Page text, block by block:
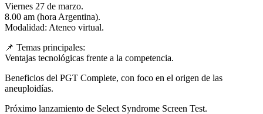
Viernes 27 de marzo.
8.00 am (hora Argentina).
Modalidad: Ateneo virtual.
📌 Temas principales:
Ventajas tecnológicas frente a la competencia.
Beneficios del PGT Complete, con foco en el origen de las
aneuploidías.
Próximo lanzamiento de Select Syndrome Screen Test.